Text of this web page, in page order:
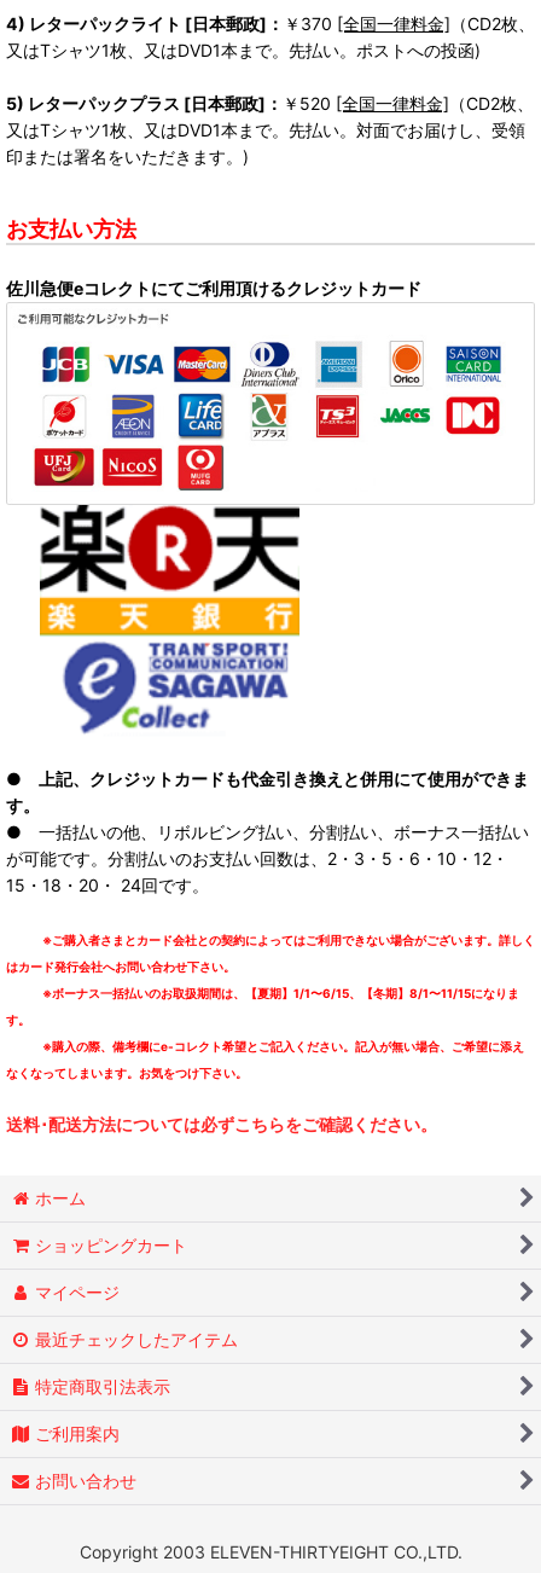
4) レターパックライト [日本郵政]： ￥370 [全国一律料金] （CD2枚、
又はTシャツ1枚、又はDVD1本まで。先払い。ポストへの投函)
5) レターパックプラス [日本郵政]： ￥520 [全国一律料金] （CD2枚、
又はTシャツ1枚、又はDVD1本まで。先払い。対面でお届けし、受領
印または署名をいただきます。)
お支払い方法
佐川急便eコレクトにてご利用頂けるクレジットカード
● 上記、クレジットカードも代金引き換えと併用にて使用ができま
す。
● 一括払いの他、リボルビング払い、分割払い、ボーナス一括払い
が可能です。分割払いのお支払い回数は、2・3・5・6・10・12・
15・18・20・ 24回です。
※ご購入者さまとカード会社との契約によってはご利用できない場合がございます。詳しく
はカード発行会社へお問い合わせ下さい。
※ボーナス一括払いのお取扱期間は、【夏期】1/1〜6/15、【冬期】8/1〜11/15になりま
す。
※購入の際、備考欄にe-コレクト希望とご記入ください。記入が無い場合、ご希望に添え
なくなってしまいます。お気をつけ下さい。
送料･配送方法については必ずこちらをご確認ください。
ホーム
ショッピングカート
マイページ
最近チェックしたアイテム
特定商取引法表示
ご利用案内
お問い合わせ
Copyright 2003 ELEVEN-THIRTYEIGHT CO.,LTD.